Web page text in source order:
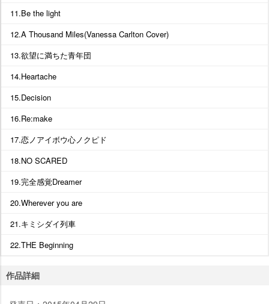
11.Be the light
12.A Thousand Miles(Vanessa Carlton Cover)
13.欲望に満ちた青年団
14.Heartache
15.Decision
16.Re:make
17.恋ノアイボウ心ノクピド
18.NO SCARED
19.完全感覚Dreamer
20.Wherever you are
21.キミシダイ列車
22.THE Beginning
作品詳細